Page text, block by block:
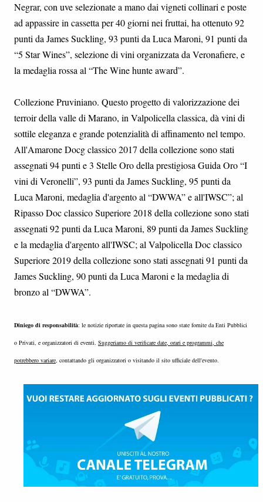
Negrar, con uve selezionate a mano dai vigneti collinari e poste
ad appassire in cassetta per 40 giorni nei fruttai, ha ottenuto 92
punti da James Suckling, 93 punti da Luca Maroni, 91 punti da
“5 Star Wines”, selezione di vini organizzata da Veronafiere, e
la medaglia rossa al “The Wine hunte award”.
Collezione Pruviniano. Questo progetto di valorizzazione dei
terroir della valle di Marano, in Valpolicella classica, dà vini di
sottile eleganza e grande potenzialità di affinamento nel tempo.
All'Amarone Docg classico 2017 della collezione sono stati
assegnati 94 punti e 3 Stelle Oro della prestigiosa Guida Oro “I
vini di Veronelli”, 93 punti da James Suckling, 95 punti da
Luca Maroni, medaglia d'argento al “DWWA” e all'IWSC”; al
Ripasso Doc classico Superiore 2018 della collezione sono stati
assegnati 92 punti da Luca Maroni, 89 punti da James Suckling
e la medaglia d'argento all'IWSC; al Valpolicella Doc classico
Superiore 2019 della collezione sono stati assegnati 91 punti da
James Suckling, 90 punti da Luca Maroni e la medaglia di
bronzo al “DWWA”.
Diniego di responsabilità: le notizie riportate in questa pagina sono state fornite da Enti Pubblici
o Privati, e organizzatori di eventi. Suggeriamo di verificare date, orari e programmi, che
potrebbero variare, contattando gli organizzatori o visitando il sito ufficiale dell'evento.